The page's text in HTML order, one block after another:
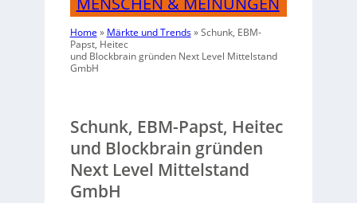
Home » Märkte und Trends»Schunk, EBM-
Papst, Heitec
und Blockbrain gründen Next Level Mittelstand
GmbH
Schunk, EBM-Papst, Heitec
und Blockbrain gründen
Next Level Mittelstand
GmbH